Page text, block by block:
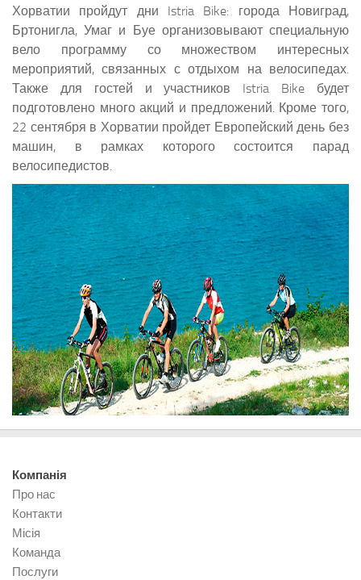
Хорватии пройдут дни Istria Bike: города Новиград,
Бртонигла, Умаг и Буе организовывают специальную
вело программу со множеством интересных
мероприятий, связанных с отдыхом на велосипедах.
Также для гостей и участников Istria Bike будет
подготовлено много акций и предложений. Кроме того,
22 сентября в Хорватии пройдет Европейский день без
машин, в рамках которого состоится парад
велосипедистов.
Компанія
Про нас
Контакти
Місія
Команда
Послуги